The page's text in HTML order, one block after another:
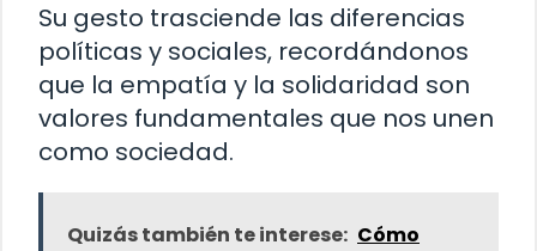
Su gesto trasciende las diferencias
políticas y sociales, recordándonos
que la empatía y la solidaridad son
valores fundamentales que nos unen
como sociedad.
Quizás también te interese: Cómo